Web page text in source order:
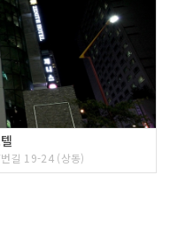
길 19-24 (상동)